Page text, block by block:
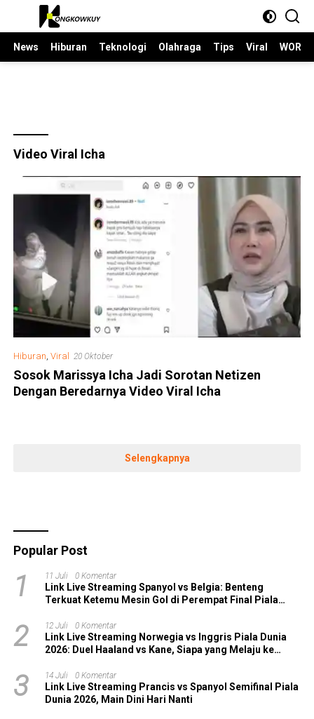
Langsung
News
Hiburan Teknologi Olahraga Tips Viral
Video Viral Icha
Hiburan,Viral 20 Oktober
Sosok Marissya Icha Jadi Sorotan Netizen
Dengan Beredarnya Video Viral Icha
Selengkapnya
Popular Post
1 11 Juli 0 Komentar
Link Live Streaming Spanyol vs Belgia: Benteng
Terkuat Ketemu Mesin Gol di Perempat Final Piala
2 12 Juli 0 Komentar
Link Live Streaming Norwegia vs Inggris Piala Dunia
2026: Duel Haaland vs Kane, Siapa yang Melaju ke
3 14 Juli 0 Komentar
Link Live Streaming Prancis vs Spanyol Semifinal Piala
Dunia 2026, Main Dini Hari Nanti